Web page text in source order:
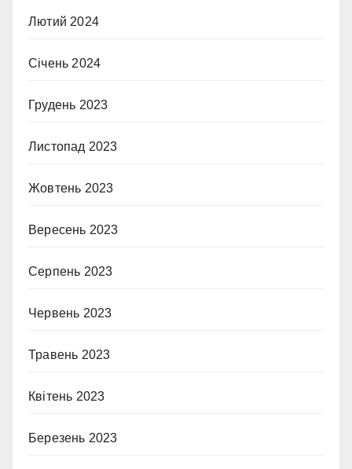
Лютий 2024
Січень 2024
Грудень 2023
Листопад 2023
Жовтень 2023
Вересень 2023
Серпень 2023
Червень 2023
Травень 2023
Квітень 2023
Березень 2023